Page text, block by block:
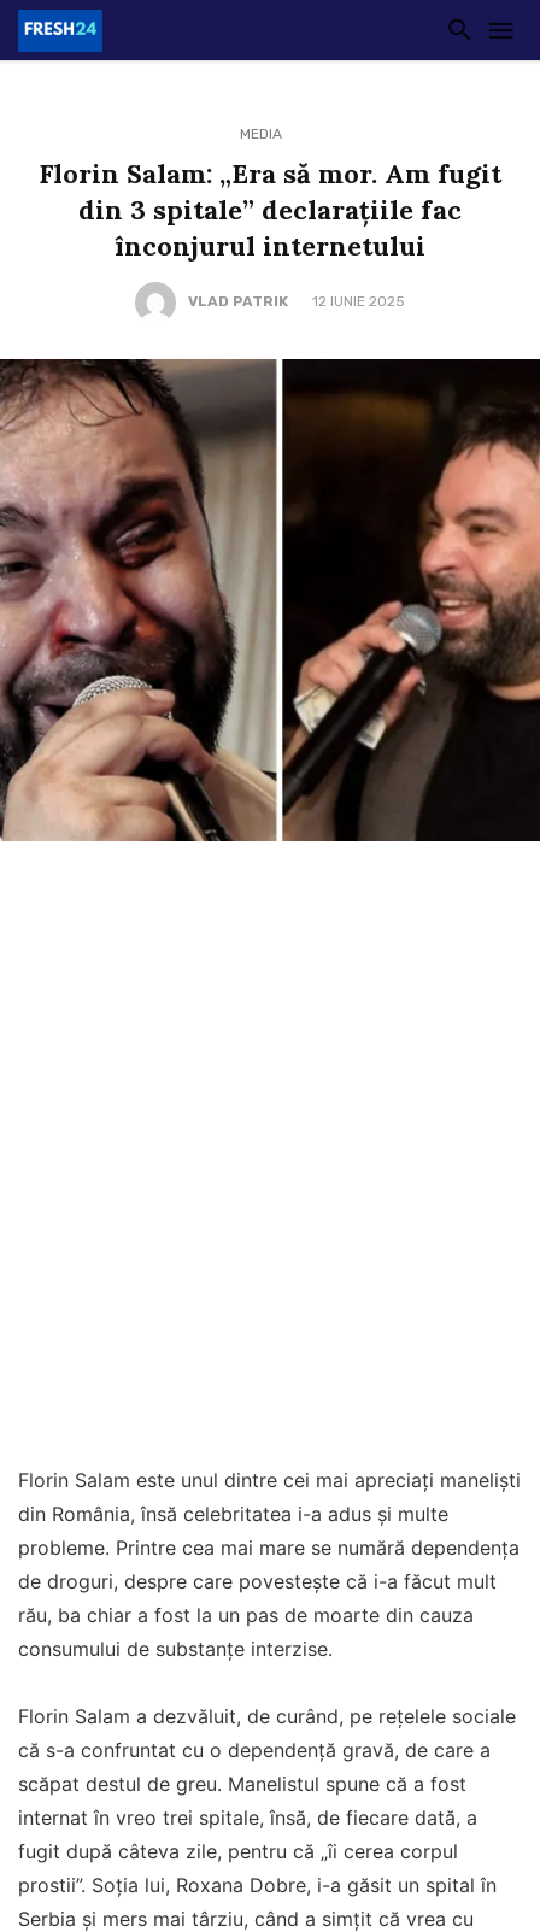
MEDIA
Florin Salam: „Era să mor. Am fugit
din 3 spitale” declarațiile fac
înconjurul internetului
VLAD PATRIK 12 IUNIE 2025
Florin Salam este unul dintre cei mai apreciați maneliști
din România, însă celebritatea i-a adus și multe
probleme. Printre cea mai mare se numără dependența
de droguri, despre care povestește că i-a făcut mult
rău, ba chiar a fost la un pas de moarte din cauza
consumului de substanțe interzise.
Florin Salam a dezvăluit, de curând, pe rețelele sociale
că s-a confruntat cu o dependență gravă, de care a
scăpat destul de greu. Manelistul spune că a fost
internat în vreo trei spitale, însă, de fiecare dată, a
fugit după câteva zile, pentru că „îi cerea corpul
prostii”. Soția lui, Roxana Dobre, i-a găsit un spital în
Serbia și mers mai târziu, când a simțit că vrea cu